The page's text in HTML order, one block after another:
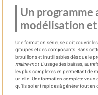
Un programme
modélisation
Une formation sérieuse doit couvrir
groupes et des composants. Sans
brouillons et inutilisables dès que le
maître-mot. L’usage des balises,
les plus complexes en permettant de
un clic. Une formation complète vous
qu’ils soient rapides à générer tout